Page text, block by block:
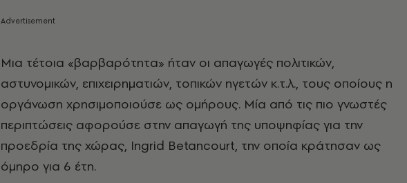
Μια τέτοια «βαρβαρότητα» ήταν οι απαγωγές πολιτικών,
αστυνομικών, επιχειρηματιών, τοπικών ηγετών κ.τ.λ., τους οποίους η
οργάνωση χρησιμοποιούσε ως ομήρους. Μία από τις πιο γνωστές
περιπτώσεις αφορούσε στην απαγωγή της υποψηφίας για την
προεδρία της χώρας, Ingrid Betancourt, την οποία κράτησαν ως
όμηρο για 6 έτη.